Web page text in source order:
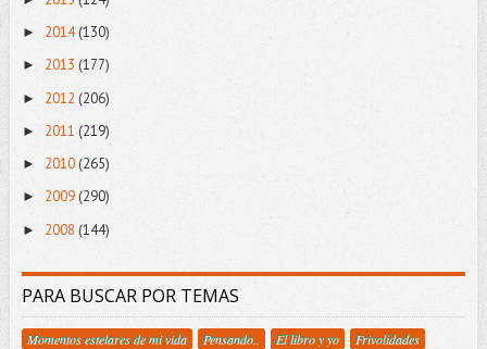
► 2014(130)
► 2013 (177)
► 2012 (206)
► 2011 (219)
► 2010 (265)
► 2009(290)
► 2008 (144)
PARA BUSCAR POR TEMAS
Momentos estelares de mi vida Pensando.. El libro y yo
Frivolidades